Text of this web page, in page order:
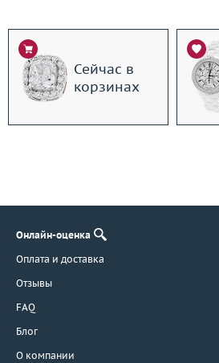
Сейчас в
корзинах
Онлайн-оценка
Оплата и доставка
Отзывы
FAQ
Блог
О компании